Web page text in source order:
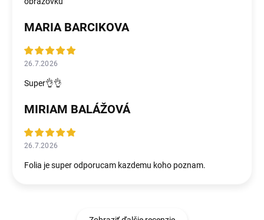
MARIA BARCIKOVA
26.7.2026
Super👌👌
MIRIAM BALÁŽOVÁ
26.7.2026
Folia je super odporucam kazdemu koho poznam.